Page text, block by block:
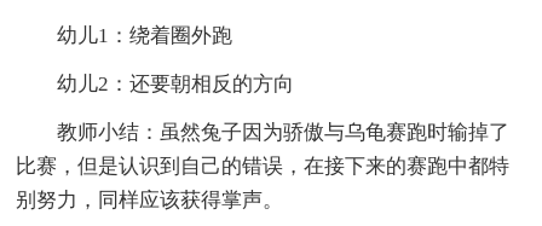
幼儿1：绕着圈外跑
幼儿2：还要朝相反的方向
教师小结：虽然兔子因为骄傲与乌龟赛跑时输掉了
比赛，但是认识到自己的错误，在接下来的赛跑中都特
别努力，同样应该获得掌声。